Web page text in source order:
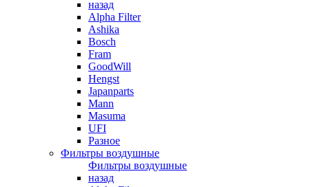
назад
Alpha Filter
Ashika
Bosch
Fram
GoodWill
Hengst
Japanparts
Mann
Masuma
UFI
Разное
Фильтры воздушные
Фильтры воздушные
назад